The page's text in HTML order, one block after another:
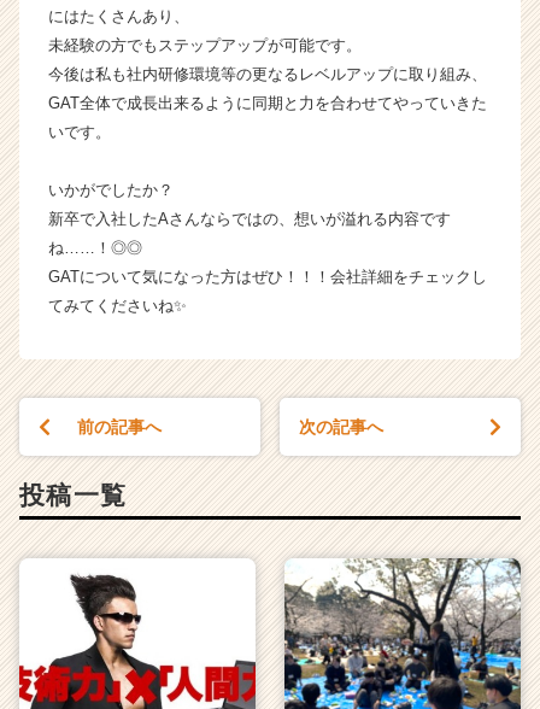
r
e
r）
にはたくさんあり、
未経験の方でもステップアップが可能です。
今後は私も社内研修環境等の更なるレベルアップに取り組み、
GAT全体で成長出来るように同期と力を合わせてやっていきた
いです。
いかがでしたか？
新卒で入社したAさんならではの、想いが溢れる内容です
ね……！◎◎
GATについて気になった方はぜひ！！！会社詳細をチェックし
てみてくださいね✨
前の記事へ 次の記事へ
投稿一覧